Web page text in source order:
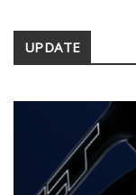
Secondary
UPDATE